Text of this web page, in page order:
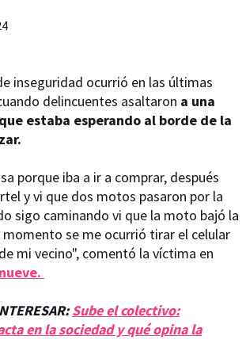
inseguridad ocurrió en las últimas
delincuentes asaltaron a una
estaba esperando al borde de la
porque iba a ir a comprar, después
y vi que dos motos pasaron por la
sigo caminando vi que la moto bajó la
momento se me ocurrió tirar el celular
mi vecino", comentó la víctima en
Sube el colectivo:
en la sociedad y qué opina la